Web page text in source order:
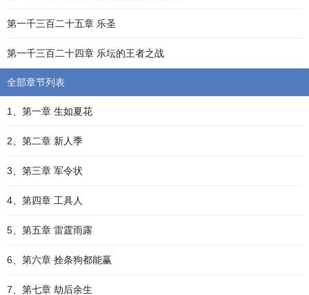
第一千三百二十五章 乐圣
第一千三百二十四章 乐坛的王者之战
全部章节列表
1、第一章 生如夏花
2、第二章 新人季
3、第三章 军令状
4、第四章 工具人
5、第五章 雷霆雨露
6、第六章 拴条狗都能赢
7、第七章 劫后余生